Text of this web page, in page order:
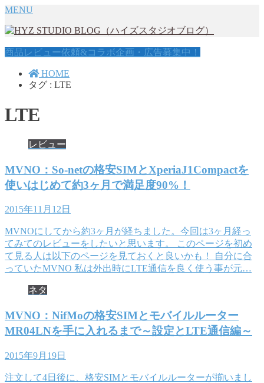
MENU
商品レビュー依頼&コラボ企画・広告募集中！
HOME
タグ : LTE
LTE
レビュー
MVNO：So-netの格安SIMとXperiaJ1Compactを
使いはじめて約3ヶ月で満足度90%！
2015年11月12日
MVNOにしてから約3ヶ月が経ちました。今回は3ヶ月経っ
てみてのレビューをしたいと思います。 このページを初め
て見る人は以下のページを見ておくと良いかも！ 自分に合
っていたMVNO 私は外出時にLTE通信を良く使う事が元…
ネタ
MVNO：NifMoの格安SIMとモバイルルーター
MR04LNを手に入れるまで～設定とLTE通信編～
2015年9月19日
注文して4日後に、格安SIMとモバイルルーターが揃いまし